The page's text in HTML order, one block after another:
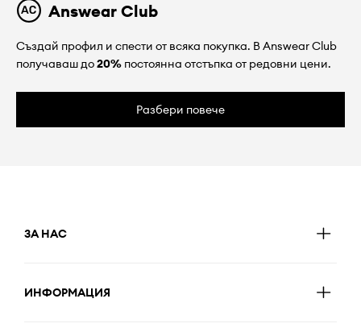
Answear Club
Създай профил и спести от всяка покупка. В Answear Club
получаваш до20% постоянна отстъпка от редовни цени.
Разбери повече
ЗА НАС
ИНФОРМАЦИЯ